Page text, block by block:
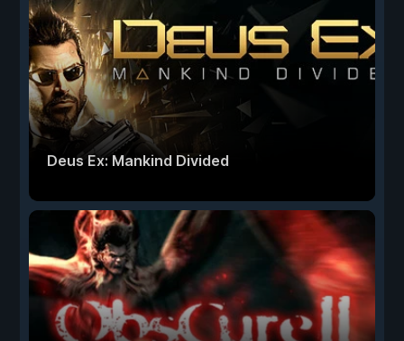
Deus Ex: Mankind Divided